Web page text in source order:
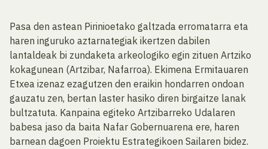
Pasa den astean Pirinioetako galtzada erromatarra eta
haren inguruko aztarnategiak ikertzen dabilen
lantaldeak bi zundaketa arkeologiko egin zituen Artziko
kokagunean (Artzibar, Nafarroa). Ekimena Ermitauaren
Etxea izenaz ezagutzen den eraikin hondarren ondoan
gauzatu zen, bertan laster hasiko diren birgaitze lanak
bultzatuta. Kanpaina egiteko Artzibarreko Udalaren
babesa jaso da baita Nafar Gobernuarena ere, haren
barnean dagoen Proiektu Estrategikoen Sailaren bidez.